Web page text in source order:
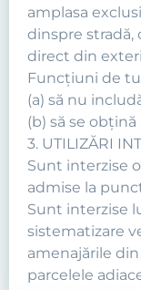
amplasa
dinspre stradă,
direct din
Funcţiuni de
(a) să nu
(b) să se
3. UTILIZĂRI
Sunt interzise
admise la
Sunt interzise
sistematizare
amenajările
parcelele